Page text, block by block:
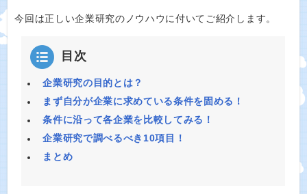
今回は正しい企業研究のノウハウに付いてご紹介します。
目次
企業研究の目的とは？
まず自分が企業に求めている条件を固める！
条件に沿って各企業を比較してみる！
企業研究で調べるべき10項目！
まとめ